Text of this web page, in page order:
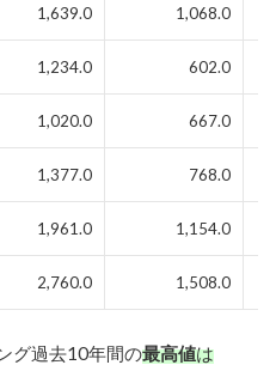
1,639.0 1,068.0
1,234.0 602.0
1,020.0 667.0
1,377.0 768.0
1,961.0 1,154.0
2,760.0 1,508.0
グ過去10年間の最高値は